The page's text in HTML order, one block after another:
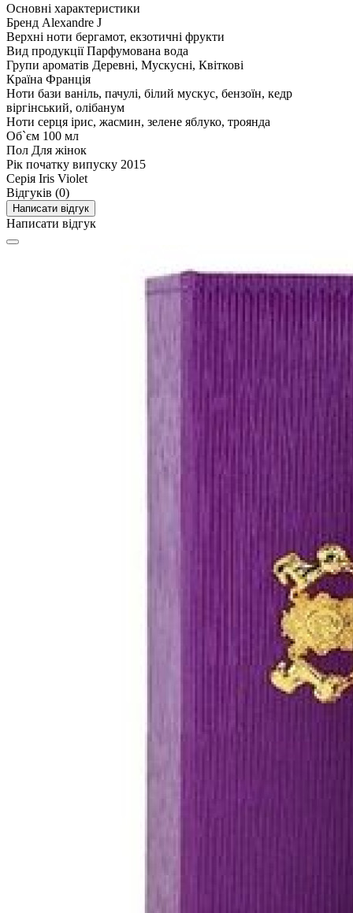
Основні характеристики
Бренд Alexandre J
Верхні ноти бергамот, екзотичні фрукти
Вид продукції Парфумована вода
Групи ароматів Деревні, Мускусні, Квіткові
Країна Франція
Ноти бази ваніль, пачулі, білий мускус, бензоїн, кедр
віргінський, олібанум
Ноти серця ірис, жасмин, зелене яблуко, троянда
Об`єм 100 мл
Пол Для жінок
Рік початку випуску 2015
Серія Iris Violet
Відгуків (0)
Написати відгук
Написати відгук